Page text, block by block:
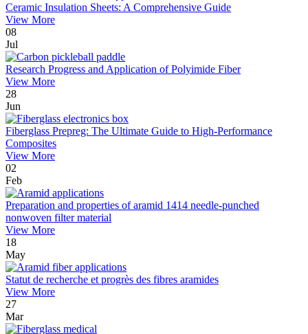
Ceramic Insulation Sheets: A Comprehensive Guide
View More
08
Jul
Research Progress and Application of Polyimide Fiber
View More
28
Jun
Fiberglass Prepreg: The Ultimate Guide to High-Performance
Composites
View More
02
Feb
Preparation and properties of aramid 1414 needle-punched
nonwoven filter material
View More
18
May
Statut de recherche et progrès des fibres aramides
View More
27
Mar